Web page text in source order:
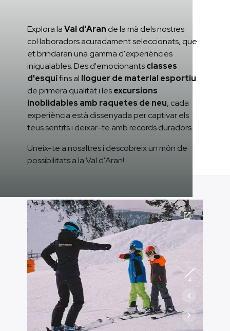
Explora laVal d'Aran de la mà dels nostres
col·laboradors acuradament seleccionats, que
et brindaran una gamma d'experiències
inigualables. Des d'emocionantsclasses
d'esquífins al lloguer de material esportiu
de primera qualitat i lesexcursions
inoblidables amb raquetes de neu, cada
experiència està dissenyada per captivar els
teus sentits i deixar-te amb records duradors.
Uneix-te a nosaltres i descobreix un món de
possibilitats a la Val d'Aran!
1
4